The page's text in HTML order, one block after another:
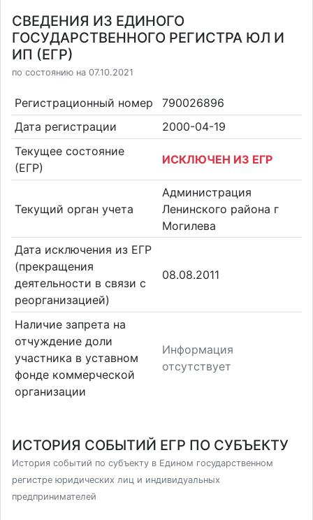
СВЕДЕНИЯ ИЗ ЕДИНОГО
ГОСУДАРСТВЕННОГО РЕГИСТРА ЮЛ И
ИП (ЕГР)
по состоянию на 07.10.2021
Регистрационный номер
790026896
Дата регистрации
2000-04-19
Текущее состояние
(ЕГР)
ИСКЛЮЧЕН ИЗ ЕГР
Текущий орган учета
Администрация
Ленинского района г
Могилева
Дата исключения из ЕГР
(прекращения
деятельности в связи с
реорганизацией)
08.08.2011
Наличие запрета на
отчуждение доли
участника в уставном
фонде коммерческой
организации
Информация
отсутствует
ИСТОРИЯ СОБЫТИЙ ЕГР ПО СУБЪЕКТУ
История событий по субъекту в Едином государственном
регистре юридических лиц и индивидуальных
предпринимателей